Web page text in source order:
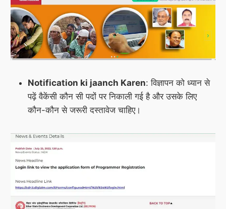
Notification ki jaanch Karen: विज्ञापन को ध्यान से
पढ़ें वैकेंसी कौन सी पदों पर निकाली गई है और उसके लिए
कौन-कौन से जरूरी दस्तावेज चाहिए।